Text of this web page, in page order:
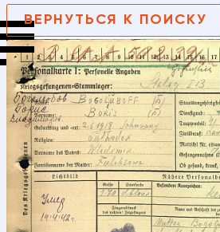
ВЕРНУТЬСЯ К ПОИСКУ